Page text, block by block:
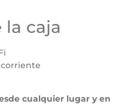
la caja
corriente
cualquier lugar y en